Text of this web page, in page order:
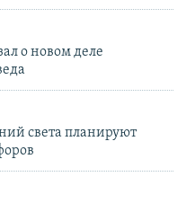
о новом деле
света планируют